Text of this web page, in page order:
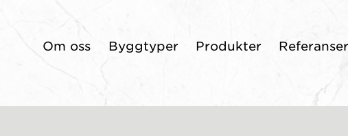
Om oss Byggtyper Produkter Referanser